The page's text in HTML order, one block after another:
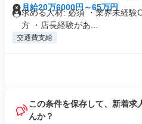
月給20万6000円～65万円
求める人材: 必須 ・業界未経験
方 ・店長経験があ...
交通費支給
この条件を保存して、新着求
んか？